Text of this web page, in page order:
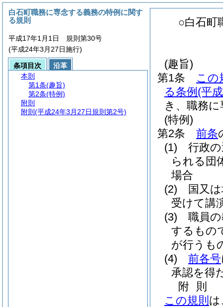
○白石町
(趣旨)
第1条
この
る条例 (平
き、職務
(特例)
第2条
前条
(1)
行政
られる団
場合
(2)
国又
受けて講
(3)
職員
するもの
が行うも
(4)
前各号
承認を得
附 則
この規則 は
白石町職務に専念する義務の特例に関す
る規則
平成17年1月1日 規則第30号
(平成24年3月27日施行)
条項目次
沿革
本則
第1条(趣旨)
第2条(特例)
附則
附則 (平成24年3月27日規則第2号)